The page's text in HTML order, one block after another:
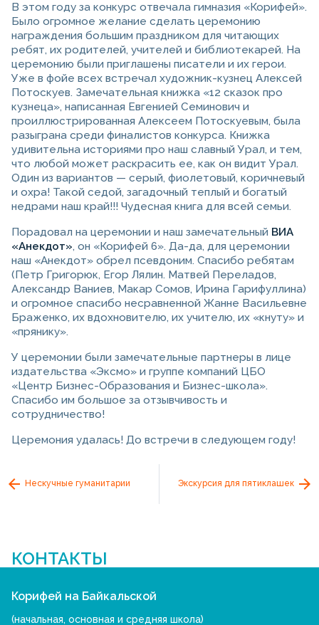
В этом году за конкурс отвечала гимназия «Корифей».
Было огромное желание сделать церемонию
награждения большим праздником для читающих
ребят, их родителей, учителей и библиотекарей. На
церемонию были приглашены писатели и их герои.
Уже в фойе всех встречал художник-кузнец Алексей
Потоскуев. Замечательная книжка «12 сказок про
кузнеца», написанная Евгенией Семинович и
проиллюстрированная Алексеем Потоскуевым, была
разыграна среди финалистов конкурса. Книжка
удивительна историями про наш славный Урал, и тем,
что любой может раскрасить ее, как он видит Урал.
Один из вариантов — серый, фиолетовый, коричневый
и охра! Такой седой, загадочный теплый и богатый
недрами наш край!!! Чудесная книга для всей семьи.
Порадовал на церемонии и наш замечательный ВИА
«Анекдот», он «Корифей 6». Да-да, для церемонии
наш «Анекдот» обрел псевдоним. Спасибо ребятам
(Петр Григорюк, Егор Лялин. Матвей Переладов,
Александр Ваниев, Макар Сомов, Ирина Гарифуллина)
и огромное спасибо несравненной Жанне Васильевне
Браженко, их вдохновителю, их учителю, их «кнуту» и
«прянику».
У церемонии были замечательные партнеры в лице
издательства «Эксмо» и группе компаний ЦБО
«Центр Бизнес-Образования и Бизнес-школа».
Спасибо им большое за отзывчивость и
сотрудничество!
Церемония удалась! До встречи в следующем году!
Нескучные гуманитарии Экскурсия для пятиклашек
КОНТАКТЫ
Корифей на Байкальской
(начальная, основная и средняя школа)